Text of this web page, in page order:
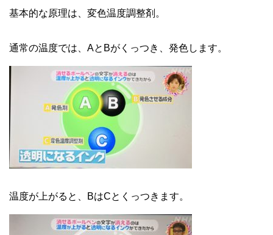
基本的な原理は、変色温度調整剤。
通常の温度では、AとBがくっつき、発色します。
温度が上がると、BはCとくっつきます。